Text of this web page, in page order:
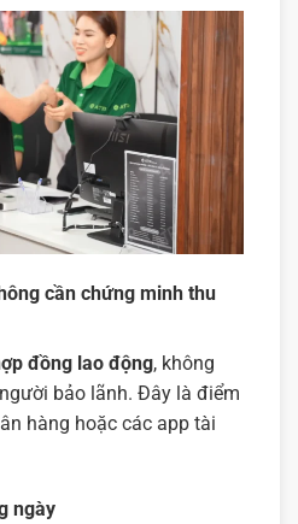
cần chứng minh thu
đồng lao động, không
bảo lãnh. Đây là điểm
hàng hoặc các app tài
ngày